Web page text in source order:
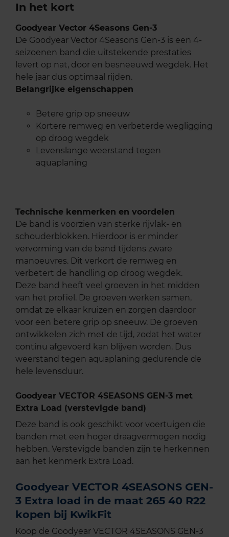
In het kort
Goodyear Vector 4Seasons Gen-3
De Goodyear Vector 4Seasons Gen-3 is een 4-
seizoenen band die uitstekende prestaties
levert op nat, door en besneeuwd wegdek. Het
hele jaar dus optimaal rijden.
Belangrijke eigenschappen
Betere grip op sneeuw
Kortere remweg en verbeterde wegligging
op droog wegdek
Levenslange weerstand tegen
aquaplaning
Technische kenmerken en voordelen
De band is voorzien van sterke rijvlak- en
schouderblokken. Hierdoor is er minder
vervorming van de band tijdens zware
manoeuvres. Dit verkort de remweg en
verbetert de handling op droog wegdek.
Deze band heeft veel groeven in het midden
van het profiel. De groeven werken samen,
omdat ze elkaar kruizen en zorgen daardoor
voor een betere grip op sneeuw. De groeven
ontwikkelen zich met de tijd, zodat het water
continu afgevoerd kan blijven worden. Dus
weerstand tegen aquaplaning gedurende de
hele levensduur.
Goodyear VECTOR 4SEASONS GEN-3 met
Extra Load (verstevigde band)
Deze band is ook geschikt voor voertuigen die
banden met een hoger draagvermogen nodig
hebben. Verstevigde banden zijn te herkennen
aan het kenmerk Extra Load.
Goodyear VECTOR 4SEASONS GEN-
3 Extra load in de maat 265 40 R22
kopen bij KwikFit
Koop de Goodyear VECTOR 4SEASONS GEN-3